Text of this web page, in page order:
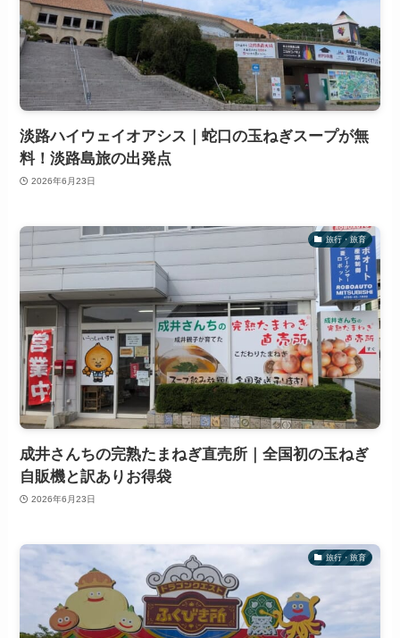
淡路ハイウェイオアシス｜蛇口の玉ねぎスープが無
料！淡路島旅の出発点
2026年6月23日
旅行・旅育
成井さんちの完熟たまねぎ直売所｜全国初の玉ねぎ
自販機と訳ありお得袋
2026年6月23日
旅行・旅育